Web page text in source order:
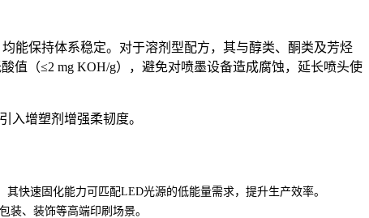
能保持体系稳定。对于溶剂型配方，其与醇类、酮类及芳烃
值（≤2 mg KOH/g），避免对喷墨设备造成腐蚀，延长喷头使
入增塑剂增强柔韧度。
其快速固化能力可匹配LED光源的低能量需求，提升生产效率。
装、装饰等高端印刷场景。